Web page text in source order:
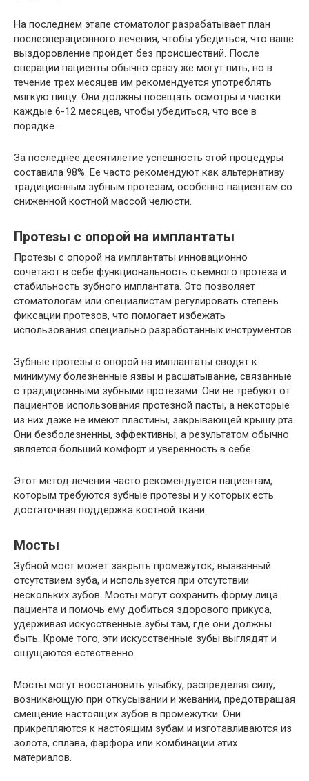
На последнем этапе стоматолог разрабатывает план
послеоперационного лечения, чтобы убедиться, что ваше
выздоровление пройдет без происшествий. После
операции пациенты обычно сразу же могут пить, но в
течение трех месяцев им рекомендуется употреблять
мягкую пищу. Они должны посещать осмотры и чистки
каждые 6-12 месяцев, чтобы убедиться, что все в
порядке.
За последнее десятилетие успешность этой процедуры
составила 98%. Ее часто рекомендуют как альтернативу
традиционным зубным протезам, особенно пациентам со
сниженной костной массой челюсти.
Протезы с опорой на имплантаты
Протезы с опорой на имплантаты инновационно
сочетают в себе функциональность съемного протеза и
стабильность зубного имплантата. Это позволяет
стоматологам или специалистам регулировать степень
фиксации протезов, что помогает избежать
использования специально разработанных инструментов.
Зубные протезы с опорой на имплантаты сводят к
минимуму болезненные язвы и расшатывание, связанные
с традиционными зубными протезами. Они не требуют от
пациентов использования протезной пасты, а некоторые
из них даже не имеют пластины, закрывающей крышу рта.
Они безболезненны, эффективны, а результатом обычно
является больший комфорт и уверенность в себе.
Этот метод лечения часто рекомендуется пациентам,
которым требуются зубные протезы и у которых есть
достаточная поддержка костной ткани.
Мосты
Зубной мост может закрыть промежуток, вызванный
отсутствием зуба, и используется при отсутствии
нескольких зубов. Мосты могут сохранить форму лица
пациента и помочь ему добиться здорового прикуса,
удерживая искусственные зубы там, где они должны
быть. Кроме того, эти искусственные зубы выглядят и
ощущаются естественно.
Мосты могут восстановить улыбку, распределяя силу,
возникающую при откусывании и жевании, предотвращая
смещение настоящих зубов в промежутки. Они
прикрепляются к настоящим зубам и изготавливаются из
золота, сплава, фарфора или комбинации этих
материалов.